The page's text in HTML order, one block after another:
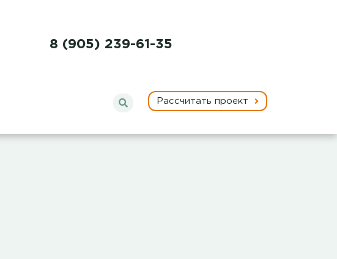
8 (905) 239-61-35
Рассчитать проект